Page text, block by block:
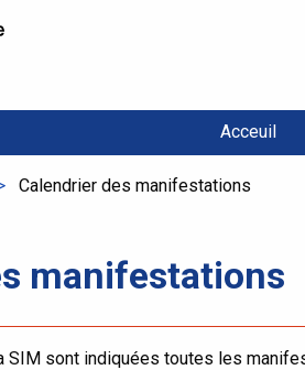
Acceuil
Aktuelle Seite:
Calendrier des manifestations
manifestations
sont indiquées toutes les